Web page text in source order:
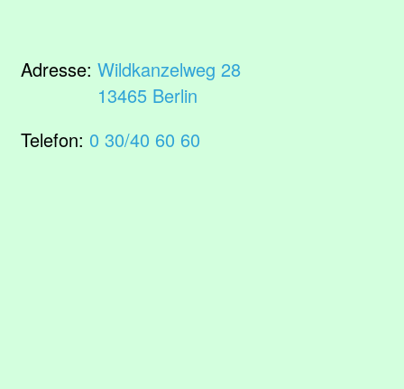
Adresse: Wildkanzelweg 28
13465 Berlin
Telefon: 0 30/40 60 60